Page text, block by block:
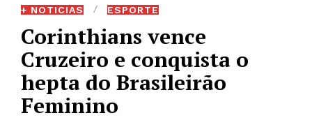
+ NOTICIAS ESPORTE
Corinthians vence
Cruzeiro e conquista o
hepta do Brasileirão
Feminino